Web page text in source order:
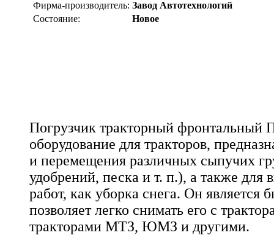
Фирма-производитель: Завод Автотехнологий
Состояние:
Новое
Погрузчик тракторный фронтальный
оборудование для тракторов,
и перемещения различных сыпучих
удобрений, песка и т. п.), а также для
работ, как уборка снега. Он является
позволяет легко снимать его с
тракторами МТЗ, ЮМЗ и другими.